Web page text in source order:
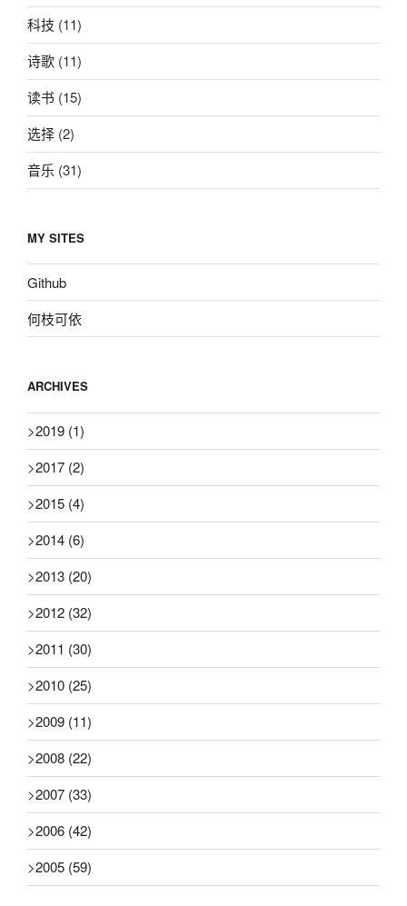
科技 (11)
诗歌 (11)
读书 (15)
选择 (2)
音乐 (31)
MY SITES
Github
何枝可依
ARCHIVES
>2019 (1)
>2017 (2)
>2015 (4)
>2014 (6)
>2013 (20)
>2012 (32)
>2011 (30)
>2010 (25)
>2009 (11)
>2008 (22)
>2007 (33)
>2006 (42)
>2005 (59)